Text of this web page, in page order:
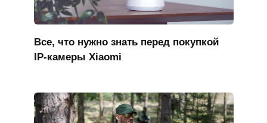
Все, что нужно знать перед покупкой
IP-камеры Xiaomi